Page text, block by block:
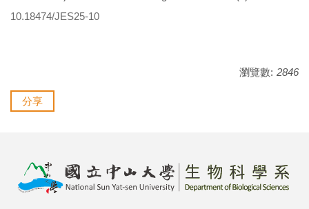
10.18474/JES25-10
瀏覽數: 2846
分享